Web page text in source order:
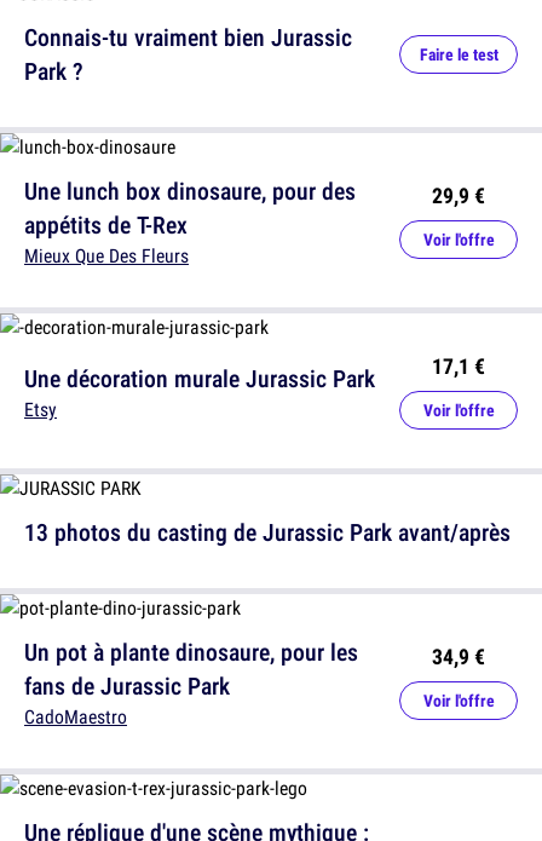
Une lunch box dinosaure, pour des
appétits de T-Rex
Mieux Que Des Fleurs
29,9 €
Voir l'offre
13 photos du casting de Jurassic Park avant/après
Une réplique d'une scène mythique :
Connais-tu vraiment bien Jurassic
Park ?
Faire le test
Une décoration murale Jurassic Park
Etsy
17,1 €
Voir l'offre
Un pot à plante dinosaure, pour les
fans de Jurassic Park
CadoMaestro
34,9 €
Voir l'offre